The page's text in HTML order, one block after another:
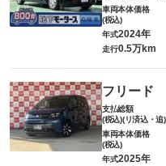
車両本体価格
(税込)
年式2024年
走行0.5万km
フリード
支払総額
(税込)(リ済込・追)
車両本体価格
(税込)
年式2025年